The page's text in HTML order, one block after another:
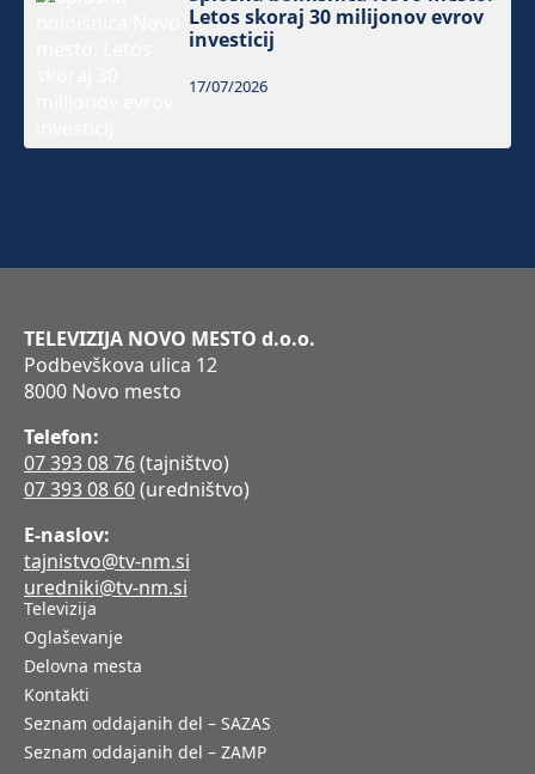
Letos skoraj 30 milijonov evrov
investicij
17/07/2026
TELEVIZIJA NOVO MESTO d.o.o.
Podbevškova ulica 12
8000 Novo mesto
Telefon:
07 393 08 76(tajništvo)
07 393 08 60(uredništvo)
E-naslov:
tajnistvo@tv-nm.si
uredniki@tv-nm.si
Televizija
Oglaševanje
Delovna mesta
Kontakti
Seznam oddajanih del – SAZAS
Seznam oddajanih del – ZAMP